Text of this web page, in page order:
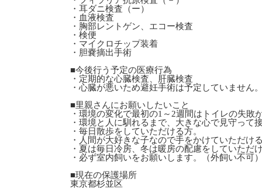
・耳ダニ検査（ー）
・血液検査
・胸部レントゲン、エコー検査
・検便
・マイクロチップ装着
・胆嚢摘出手術
■今後行う予定の医療行為
・定期的な心臓検査、肝臓検査
・心臓が悪いため避妊手術は予定していません
■里親さんにお願いしたいこと
・環境の変化で最初の1～2週間はトイレの失
・環境と人に馴れるまで、大きな心で見守って
・毎日散歩をしていただける方。
・人間が大好きな子なので手をかけていただけ
・夏は毎日冷房、冬は暖房の配慮をしていただ
・必ず室内飼いをお願いします。（外飼い不可
■現在の保護場所
東京都杉並区